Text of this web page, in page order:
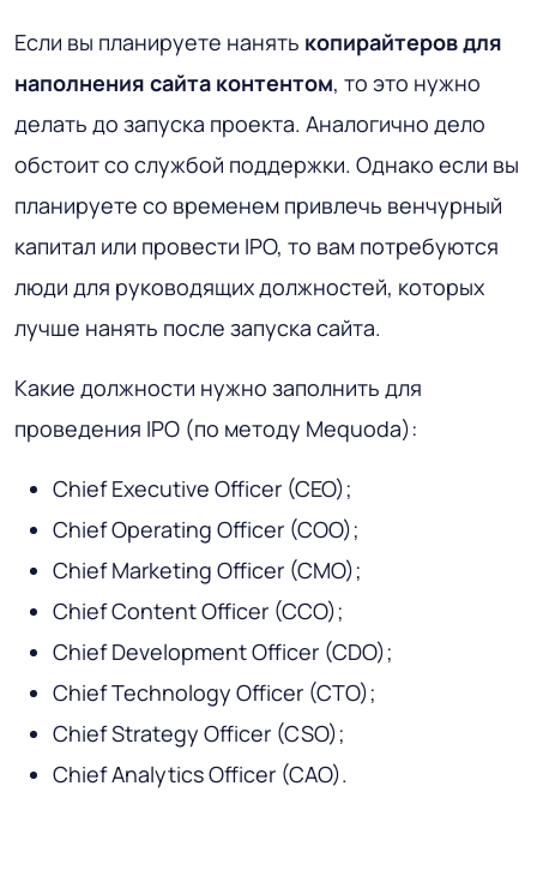
Если вы планируете нанять копирайтеров для
наполнения сайта контентом, то это нужно
делать до запуска проекта. Аналогично дело
обстоит со службой поддержки. Однако если вы
планируете со временем привлечь венчурный
капитал или провести IPO, то вам потребуются
люди для руководящих должностей, которых
лучше нанять после запуска сайта.
Какие должности нужно заполнить для
проведения IPO (по методу Mequoda):
Chief Executive Officer (CEO);
Chief Operating Officer (COO);
Chief Marketing Officer (CMO);
Chief Content Officer (CCO);
Chief Development Officer (CDO);
Chief Technology Officer (CTO);
Chief Strategy Officer (CSO);
Chief Analytics Officer (CAO).